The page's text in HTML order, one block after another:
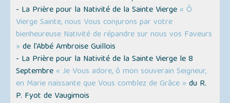
- La Prière pour la Nativité de la Sainte Vierge « Ô
Vierge Sainte, nous Vous conjurons par votre
bienheureuse Nativité de répandre sur nous vos Faveurs
» de l'Abbé Ambroise Guillois
- La Prière pour la Nativité de la Sainte Vierge le 8
Septembre « Je Vous adore, ô mon souverain Seigneur,
en Marie naissante que Vous comblez de Grâce » du R.
P. Fyot de Vaugimois